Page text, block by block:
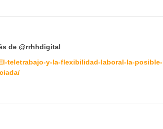
de @rrhhdigital
teletrabajo-y-la-flexibilidad-laboral-la-posible-